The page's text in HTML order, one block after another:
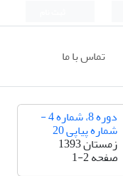
تماس با ما
دوره 8، شماره 4 -
شماره پیاپی 20
زمستان 1393
صفحه1-2